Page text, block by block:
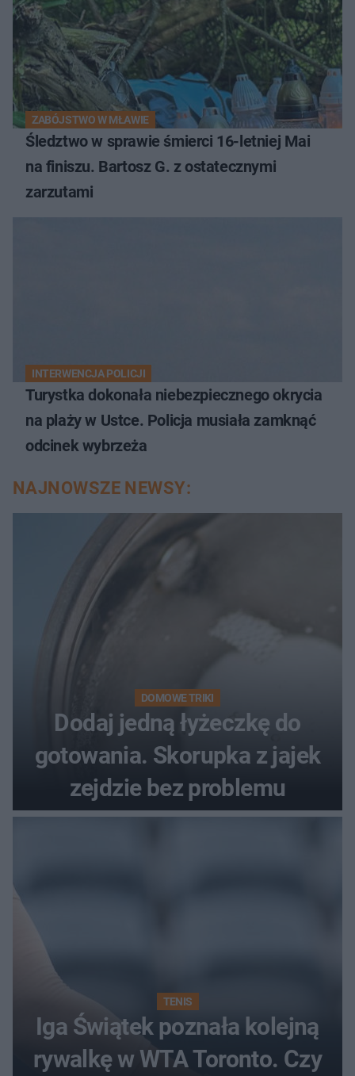
ZABÓJSTWO W MŁAWIE
Śledztwo w sprawie śmierci 16-letniej Mai
na finiszu. Bartosz G. z ostatecznymi
zarzutami
INTERWENCJA POLICJI
Turystka dokonała niebezpiecznego okrycia
na plaży w Ustce. Policja musiała zamknąć
odcinek wybrzeża
NAJNOWSZE NEWSY:
DOMOWE TRIKI
Dodaj jedną łyżeczkę do
gotowania. Skorupka z jajek
zejdzie bez problemu
TENIS
Iga Świątek poznała kolejną
rywalkę w WTA Toronto. Czy